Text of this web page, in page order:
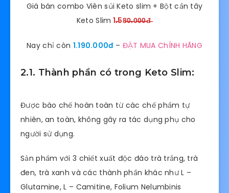
Giá bán combo Viên sủi Keto slim + Bột cần tây
Keto Slim 1.̶̶58̶̶0̶̶.̶̶0̶̶0̶̶0̶̶đ̶
Nay chỉ còn 1.190.000đ – ĐẶT MUA ChÍNH HÃNG
2.1. Thành phần có trong Keto Slim:
Được bào chế hoàn toàn từ các chế phẩm tự
nhiên, an toàn, không gây ra tác dụng phụ cho
người sử dụng.
Sản phẩm với 3 chiết xuất độc đáo trà trắng, trà
đen, trà xanh và các thành phần khác như L –
Glutamine, L – Camitine, Folium Nelumbinis